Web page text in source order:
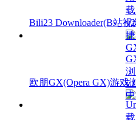
Bili23 Downloader(B站
欧朋GX(Opera GX)游戏